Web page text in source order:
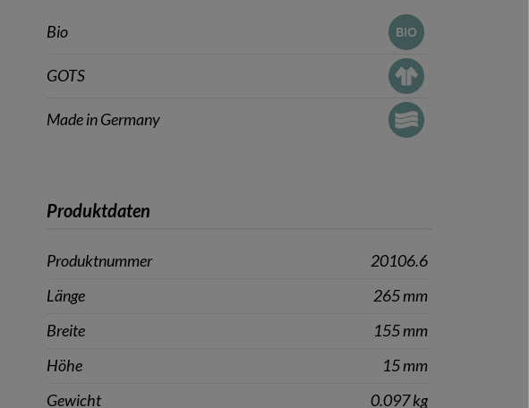
Bio
GOTS
Made in Germany
Produktdaten
Produktnummer
20106.6
Länge
265 mm
Breite
155 mm
Höhe
15 mm
Gewicht
0.097 kg